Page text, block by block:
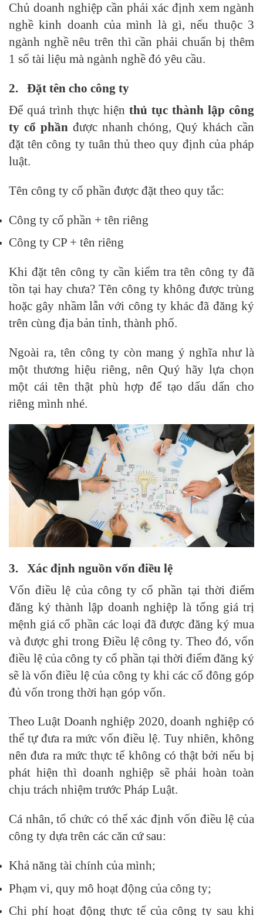
Chủ doanh nghiệp cần phải xác định xem ngành
nghề kinh doanh của mình là gì, nếu thuộc 3
ngành nghề nêu trên thì cần phải chuẩn bị thêm
1 số tài liệu mà ngành nghề đó yêu cầu.
2. Đặt tên cho công ty
Để quá trình thực hiện thủ tục thành lập công
ty cổ phần được nhanh chóng, Quý khách cần
đặt tên công ty tuân thủ theo quy định của pháp
luật.
Tên công ty cổ phần được đặt theo quy tắc:
Công ty cổ phần + tên riêng
Công ty CP + tên riêng
Khi đặt tên công ty cần kiểm tra tên công ty đã
tồn tại hay chưa? Tên công ty không được trùng
hoặc gây nhầm lẫn với công ty khác đã đăng ký
trên cùng địa bản tỉnh, thành phố.
Ngoài ra, tên công ty còn mang ý nghĩa như là
một thương hiệu riêng, nên Quý hãy lựa chọn
một cái tên thật phù hợp để tạo dấu dấn cho
riêng mình nhé.
3. Xác định nguồn vốn điều lệ
Vốn điều lệ của công ty cổ phần tại thời điểm
đăng ký thành lập doanh nghiệp là tổng giá trị
mệnh giá cổ phần các loại đã được đăng ký mua
và được ghi trong Điều lệ công ty. Theo đó, vốn
điều lệ của công ty cổ phần tại thời điểm đăng ký
sẽ là vốn điều lệ của công ty khi các cổ đông góp
đủ vốn trong thời hạn góp vốn.
Theo Luật Doanh nghiệp 2020, doanh nghiệp có
thể tự đưa ra mức vốn điều lệ. Tuy nhiên, không
nên đưa ra mức thực tế không có thật bởi nếu bị
phát hiện thì doanh nghiệp sẽ phải hoàn toàn
chịu trách nhiệm trước Pháp Luật.
Cá nhân, tổ chức có thể xác định vốn điều lệ của
công ty dựa trên các căn cứ sau:
Khả năng tài chính của mình;
Phạm vi, quy mô hoạt động của công ty;
Chi phí hoạt động thực tế của công ty sau khi